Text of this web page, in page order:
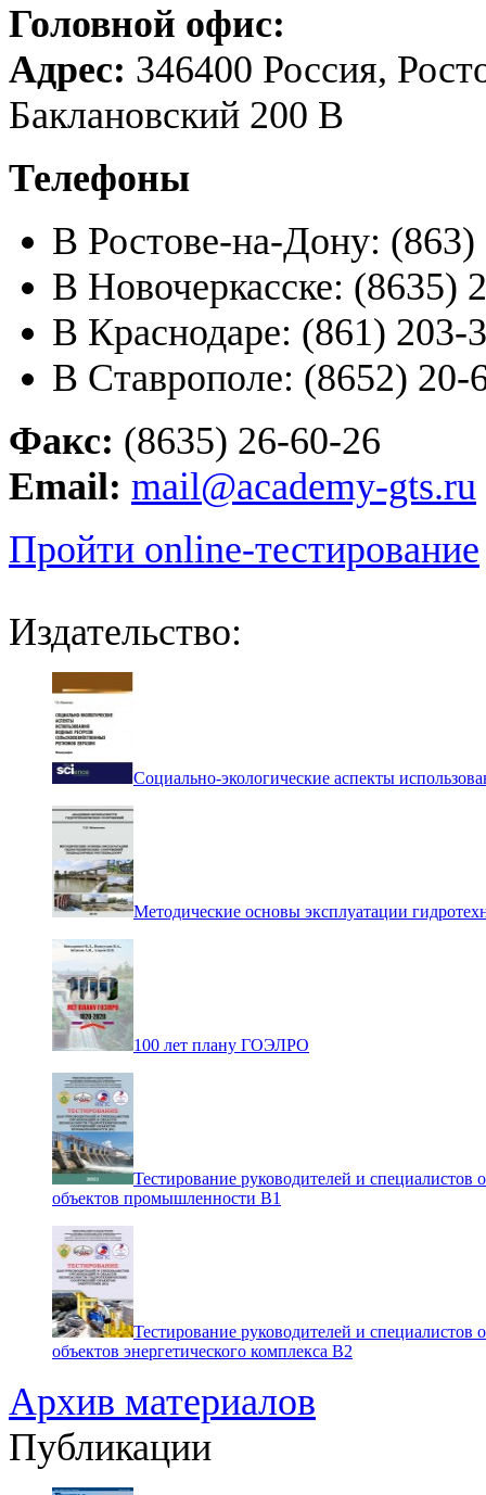
Головной офис:
Адрес: 346400 Россия,
Баклановский 200 В
Телефоны
В Ростове-на-Дону:
В Новочеркасске: (8635)
В Краснодаре: (861) 203-
В Ставрополе: (8652) 20-
Факс: (8635) 26-60-26
Email: mail@academy-gts.ru
Пройти online-тестирование
Издательство:
Социально-экологические аспекты
Методические основы эксплуатации
100 лет плану ГОЭЛРО
Тестирование руководителей и специалистов
объектов промышленности В1
Тестирование руководителей и специалистов
объектов энергетического комплекса В2
Архив материалов
Публикации